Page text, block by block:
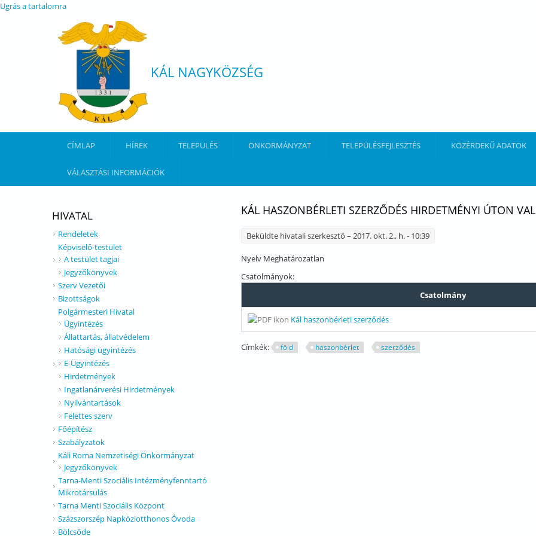
Ugrás a tartalomra
KÁL NAGYKÖZSÉG
CÍMLAP HÍREK TELEPÜLÉS ÖNKORMÁNYZAT TELEPÜLÉSFEJLESZTÉS KÖZÉRDEKŰ ADATOK
VÁLASZTÁSI INFORMÁCIÓK
KÁL HASZONBÉRLETI SZERZŐDÉS HIRDETMÉNYI ÚTON
Beküldte hivatali szerkesztő – 2017. okt. 2., h. - 10:39
Nyelv Meghatározatlan
Csatolmányok:
Csatolmány
Kál haszonbérleti szerződés
Címkék: föld haszonbérlet szerződés
HIVATAL
Rendeletek
Képviselő-testület
A testület tagjai
Jegyzőkönyvek
Szerv Vezetői
Bizottságok
Polgármesteri Hivatal
Ügyintézés
Állattartás, állatvédelem
Hatósági ügyintézés
E-Ügyintézés
Hirdetmények
Ingatlanárverési Hirdetmények
Nyilvántartások
Felettes szerv
Főépítész
Szabályzatok
Káli Roma Nemzetiségi Önkormányzat
Jegyzőkönyvek
Tarna-Menti Szociális Intézményfenntartó
Mikrotársulás
Tarna Menti Szociális Központ
Százszorszép Napköziotthonos Óvoda
Bölcsőde